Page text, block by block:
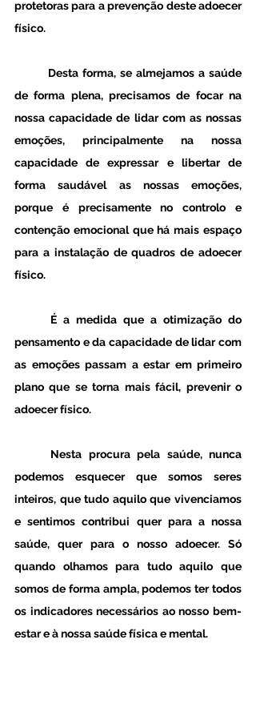
protetoras para a prevenção deste adoecer
físico.
de forma plena, precisamos de focar na
nossa capacidade de lidar com as nossas
emoções, principalmente na nossa
capacidade de expressar e libertar de
forma saudável as nossas emoções,
porque é precisamente no controlo e
contenção emocional que há mais espaço
para a instalação de quadros de adoecer
físico.
pensamento e da capacidade de lidar com
as emoções passam a estar em primeiro
plano que se torna mais fácil, prevenir o
adoecer físico.
podemos esquecer que somos seres
inteiros, que tudo aquilo que vivenciamos
e sentimos contribui quer para a nossa
saúde, quer para o nosso adoecer. Só
quando olhamos para tudo aquilo que
somos de forma ampla, podemos ter todos
os indicadores necessários ao nosso bem-
estar e à nossa saúde física e mental.